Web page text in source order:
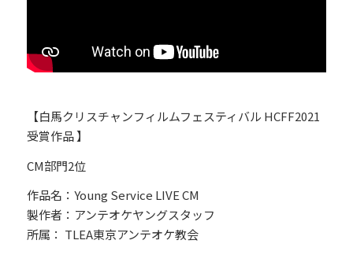
【白馬クリスチャンフィルムフェスティバル HCFF2021
受賞作品 】
CM部門2位
作品名：Young Service LIVE CM
製作者：アンテオケヤングスタッフ
所属： TLEA東京アンテオケ教会